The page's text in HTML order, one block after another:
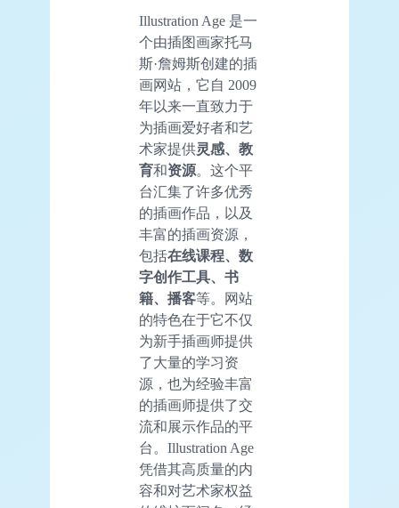
Illustration Age 是一
个由插图画家托马
斯·詹姆斯创建的插
画网站，它自 2009
年以来一直致力于
为插画爱好者和艺
术家提供灵感、教
育和资源。这个平
台汇集了许多优秀
的插画作品，以及
丰富的插画资源，
包括在线课程、数
字创作工具、书
籍、播客等。网站
的特色在于它不仅
为新手插画师提供
了大量的学习资
源，也为经验丰富
的插画师提供了交
流和展示作品的平
台。Illustration Age
凭借其高质量的内
容和对艺术家权益